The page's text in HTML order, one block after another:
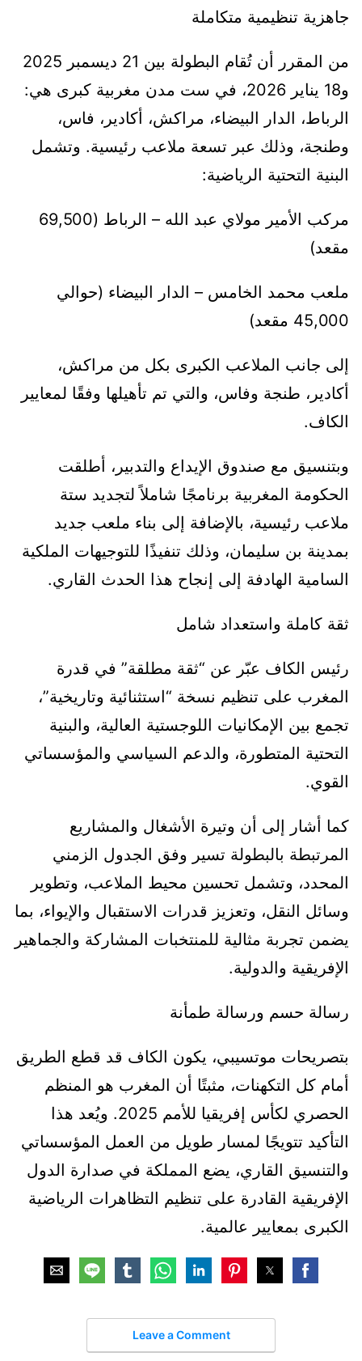
جاهزية تنظيمية متكاملة
من المقرر أن تُقام البطولة بين 21 ديسمبر 2025
و18 يناير 2026، في ست مدن مغربية كبرى هي:
الرباط، الدار البيضاء، مراكش، أكادير، فاس،
وطنجة، وذلك عبر تسعة ملاعب رئيسية. وتشمل
البنية التحتية الرياضية:
مركب الأمير مولاي عبد الله – الرباط (69,500
مقعد)
ملعب محمد الخامس – الدار البيضاء (حوالي
45,000 مقعد)
إلى جانب الملاعب الكبرى بكل من مراكش،
أكادير، طنجة وفاس، والتي تم تأهيلها وفقًا لمعايير
الكاف.
وبتنسيق مع صندوق الإيداع والتدبير، أطلقت
الحكومة المغربية برنامجًا شاملاً لتجديد ستة
ملاعب رئيسية، بالإضافة إلى بناء ملعب جديد
بمدينة بن سليمان، وذلك تنفيذًا للتوجيهات الملكية
السامية الهادفة إلى إنجاح هذا الحدث القاري.
ثقة كاملة واستعداد شامل
رئيس الكاف عبّر عن “ثقة مطلقة” في قدرة
المغرب على تنظيم نسخة “استثنائية وتاريخية”،
تجمع بين الإمكانيات اللوجستية العالية، والبنية
التحتية المتطورة، والدعم السياسي والمؤسساتي
القوي.
كما أشار إلى أن وتيرة الأشغال والمشاريع
المرتبطة بالبطولة تسير وفق الجدول الزمني
المحدد، وتشمل تحسين محيط الملاعب، وتطوير
وسائل النقل، وتعزيز قدرات الاستقبال والإيواء، بما
يضمن تجربة مثالية للمنتخبات المشاركة والجماهير
الإفريقية والدولية.
رسالة حسم ورسالة طمأنة
بتصريحات موتسيبي، يكون الكاف قد قطع الطريق
أمام كل التكهنات، مثبتًا أن المغرب هو المنظم
الحصري لكأس إفريقيا للأمم 2025. ويُعد هذا
التأكيد تتويجًا لمسار طويل من العمل المؤسساتي
والتنسيق القاري، يضع المملكة في صدارة الدول
الإفريقية القادرة على تنظيم التظاهرات الرياضية
الكبرى بمعايير عالمية.
Leave a Comment